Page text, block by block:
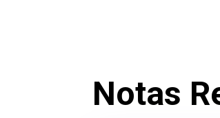
Notas